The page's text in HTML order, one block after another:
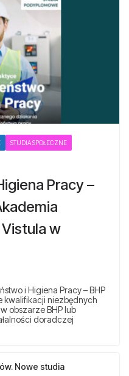
STUDIA SPOŁECZNE
Pracy –
w
i Higiena Pracy – BHP
kwalifikacji niezbędnych
obszarze BHP lub
doradczej
Nowe studia